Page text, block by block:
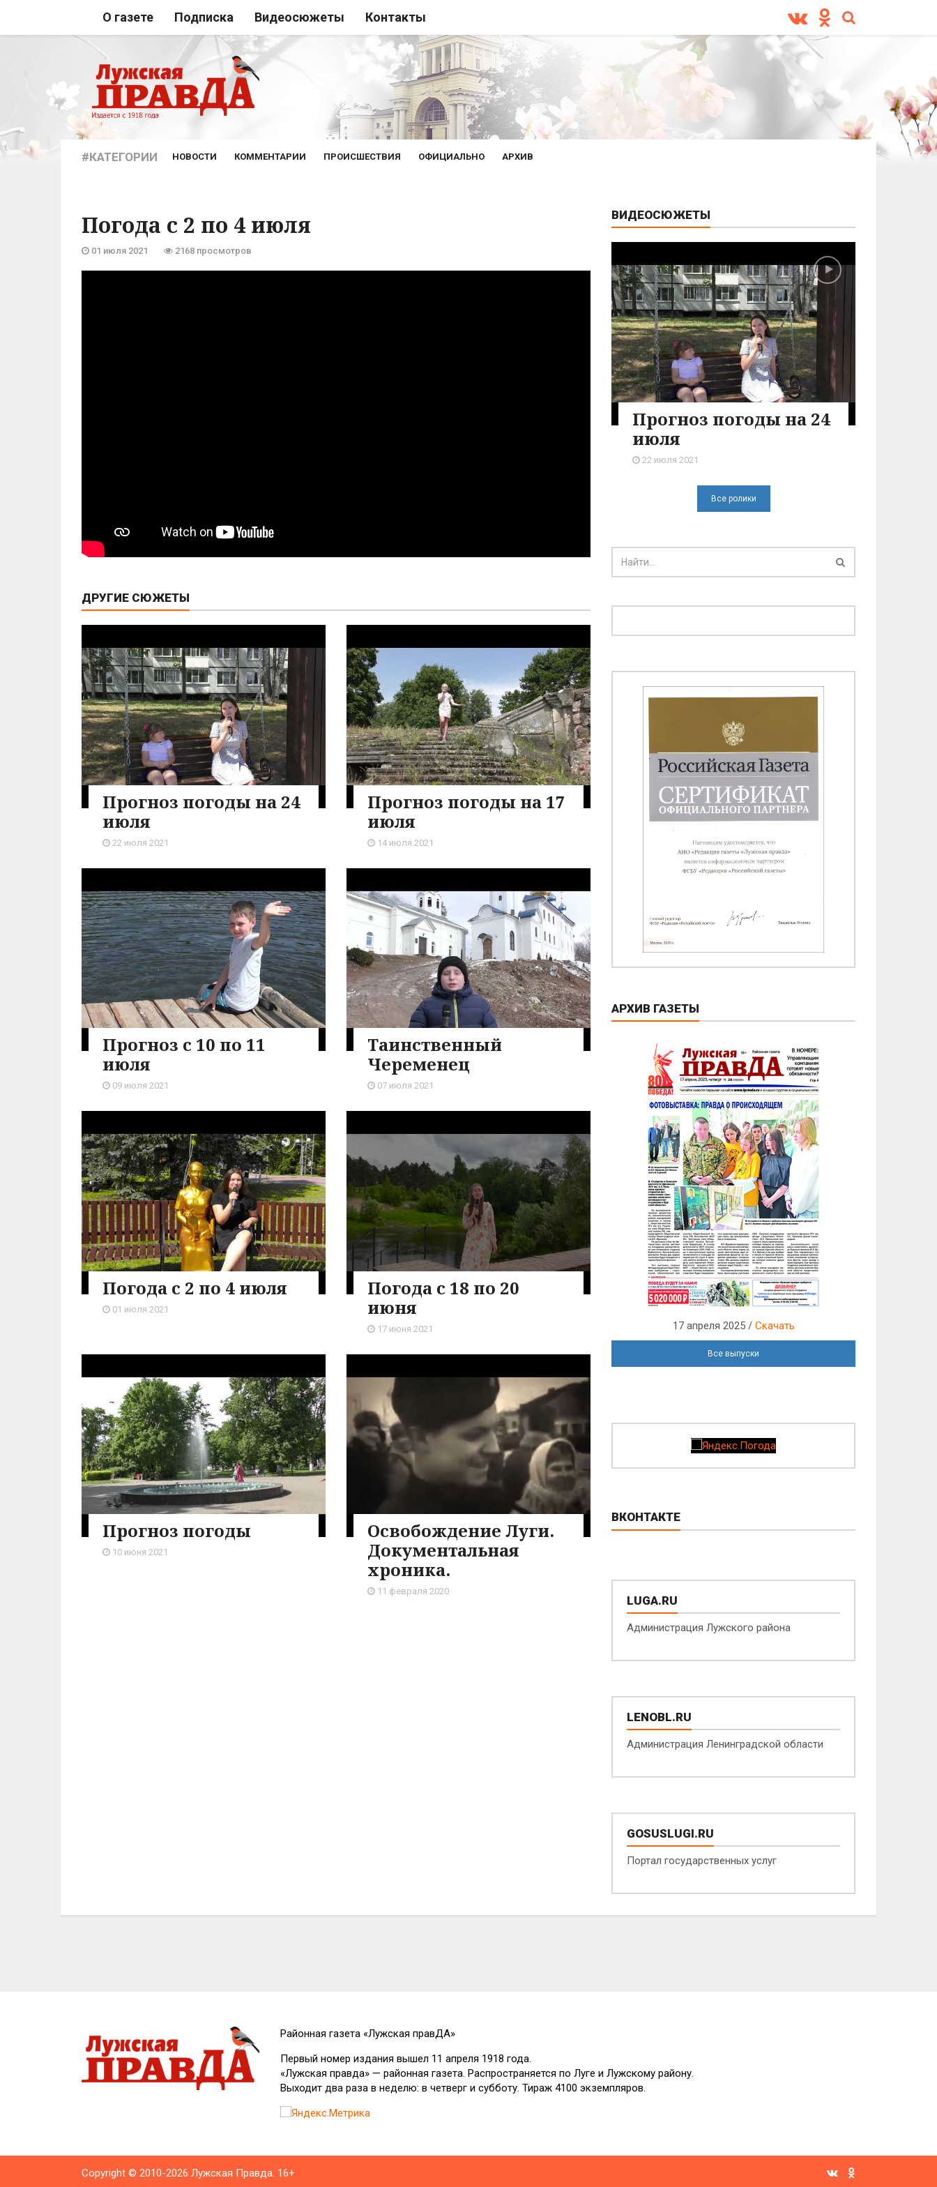
О газете Подписка Видеосюжеты Контакты
#КАТЕГОРИИ НОВОСТИ КОММЕНТАРИИ ПРОИСШЕСТВИЯ ОФИЦИАЛЬНО АРХИВ
Погода с 2 по 4 июля
01 июля 2021 2168 просмотров
ДРУГИЕ СЮЖЕТЫ
Прогноз погоды на 24
июля
22 июля 2021
Прогноз погоды на 17
июля
14 июля 2021
Прогноз с 10 по 11
июля
09 июля 2021
Таинственный
Череменец
07 июля 2021
Погода с 2 по 4 июля
01 июля 2021
Погода с 18 по 20
июня
17 июня 2021
Прогноз погоды
10 июня 2021
Освобождение Луги.
Документальная
хроника.
11 февраля 2020
ВИДЕОСЮЖЕТЫ
Прогноз погоды на 24
июля
22 июля 2021
Все ролики
АРХИВ ГАЗЕТЫ
17 апреля 2025 / Скачать
Все выпуски
ВКОНТАКТЕ
LUGA.RU
Администрация Лужского района
LENOBL.RU
Администрация Ленинградской области
GOSUSLUGI.RU
Портал государственных услуг
Районная газета «Лужская правДА»
Первый номер издания вышел 11 апреля 1918 года.
«Лужская правда» — районная газета. Распространяется по Луге и Лужскому району.
Выходит два раза в неделю: в четверг и субботу. Тираж 4100 экземпляров.
Copyright © 2010-2026 Лужская Правда. 16+